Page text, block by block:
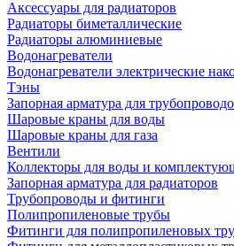
Аксессуары для радиаторов
Радиаторы биметаллические
Радиаторы алюминиевые
Водонагреватели
Водонагреватели электрические
Тэны
Запорная арматура для
Шаровые краны для воды
Шаровые краны для газа
Вентили
Коллекторы для воды и
Запорная арматура для радиаторов
Трубопроводы и фитинги
Полипропиленовые трубы
Фитинги для полипропиленовых